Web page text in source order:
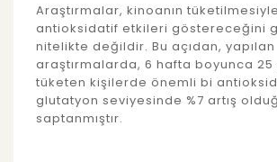
Araştırmalar, kinoanın
antioksidatif etkileri göstereceğini
nitelikte değildir. Bu açıdan, yapılan
araştırmalarda, 6 hafta boyunca 25
tüketen kişilerde önemli bi
glutatyon seviyesinde %7 artış
saptanmıştır.